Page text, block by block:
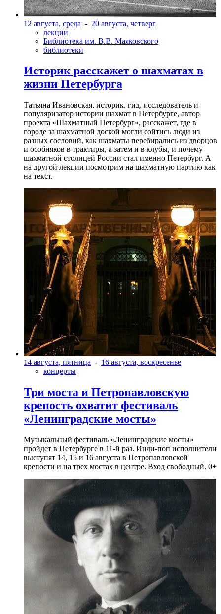
12 августа, среда - 20 августа, четверг
лекции
Библиотека им. В.В. Маяковского
библиотеки
Историк расскажет о шахматах в
жизни Петербурга
Татьяна Ивановская, историк, гид, исследователь и
популяризатор истории шахмат в Петербурге, автор
проекта «Шахматный Петербург», расскажет, где в
городе за шахматной доской могли сойтись люди из
разных сословий, как шахматы перебирались из дворцов
и особняков в трактиры, а затем и в клубы, и почему
шахматной столицей России стал именно Петербург. А
на другой лекции посмотрим на шахматную партию как
на текст.
14 августа, пятница - 16 августа, воскресенье
концерты
Три моста и Петропавловскую
крепость охватит фестиваль
«Ленинградские мосты»
Музыкальный фестиваль «Ленинградские мосты»
пройдет в Петербурге в 11-й раз. Инди-поп исполнители
выступят 14, 15 и 16 августа в Петропавловской
крепости и на трех мостах в центре. Вход свободный. 0+